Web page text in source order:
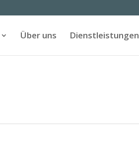
Über uns Dienstleistungen